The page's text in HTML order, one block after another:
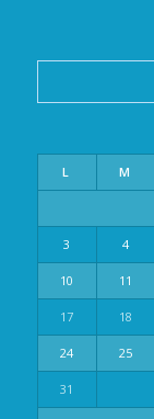
L M
3 4
10 11
17 18
24 25
31